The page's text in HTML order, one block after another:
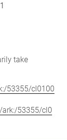
take
53355/cl0100
ark:/53355/cl0